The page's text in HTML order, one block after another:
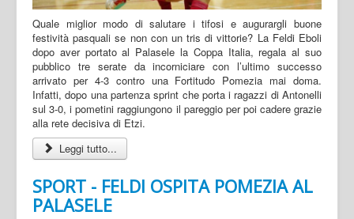
Quale miglior modo di salutare i tifosi e augurargli buone
festività pasquali se non con un tris di vittorie? La Feldi Eboli
dopo aver portato al Palasele la Coppa Italia, regala al suo
pubblico tre serate da incorniciare con l’ultimo successo
arrivato per 4-3 contro una Fortitudo Pomezia mai doma.
Infatti, dopo una partenza sprint che porta i ragazzi di Antonelli
sul 3-0, i pometini raggiungono il pareggio per poi cadere grazie
alla rete decisiva di Etzi.
Leggi tutto...
SPORT - FELDI OSPITA POMEZIA AL
PALASELE